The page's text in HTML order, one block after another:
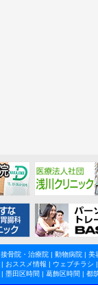
接骨院・治療院| 動物病院| 美
| おススメ情報 | ウェブチラシ |
| 墨田区時間 | 葛飾区時間 | 都